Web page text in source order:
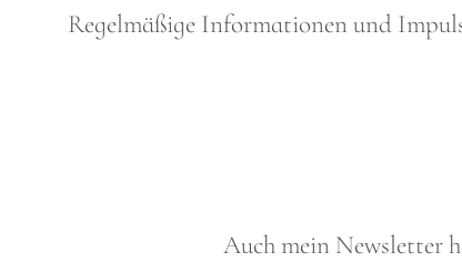
Regelmäßige Informationen und
Auch mein Newsletter